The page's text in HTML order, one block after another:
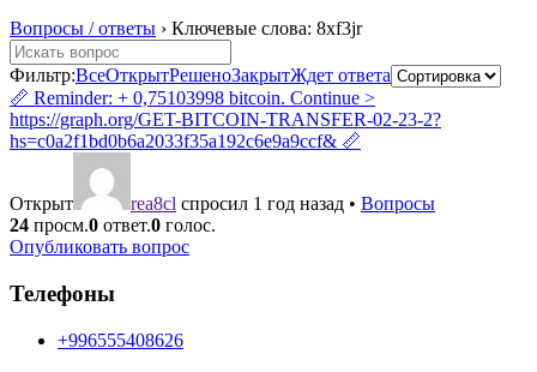
Вопросы / ответы › Ключевые слова: 8xf3jr
Фильтр:ВсеОткрытРешеноЗакрытЖдет ответа
📏 Reminder: + 0,75103998 bitcoin. Continue >
https://graph.org/GET-BITCOIN-TRANSFER-02-23-2?
hs=c0a2f1bd0b6a2033f35a192c6e9a9ccf& 📏
Открыт rea8cl спросил 1 год назад • Вопросы
24 просм.0 ответ.0 голос.
Опубликовать вопрос
Телефоны
+996555408626